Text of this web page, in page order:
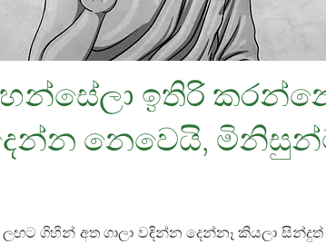
ඉතිරි
නෙවෙයි,
ගිහින් අත ගාලා වඳින්න දෙන්නෑ කියලා